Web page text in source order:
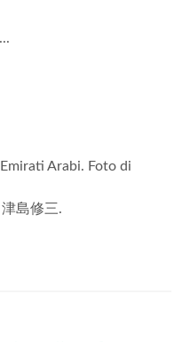
Arabi. Foto di
島修三.